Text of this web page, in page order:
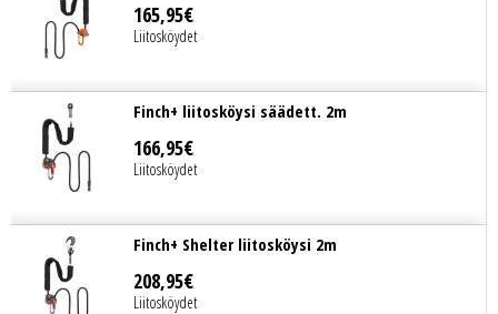
165,95€
Liitosköydet
Finch+ liitosköysi säädett. 2m
166,95€
Liitosköydet
Finch+ Shelter liitosköysi 2m
208,95€
Liitosköydet